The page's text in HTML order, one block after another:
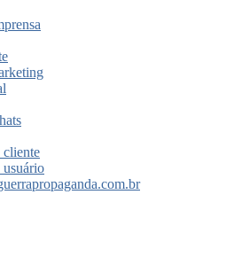
cliente
usuário